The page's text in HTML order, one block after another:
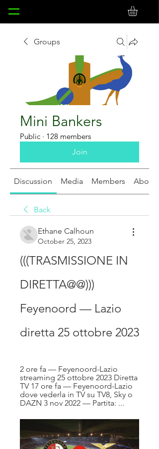
Groups
Mini Bankers
Public · 128 members
Join
Discussion Media Members About
Back
Ethane Calhoun
October 25, 2023
(((TRASMISSIONE IN
DIRETTA@@)))
Feyenoord — Lazio
diretta 25 ottobre 2023
2 ore fa — Feyenoord-Lazio
streaming 25 ottobre 2023 Diretta
TV 17 ore fa — Feyenoord-Lazio
dove vederla in TV su TV8, Sky o
DAZN 3 nov 2022 — Partita: ...